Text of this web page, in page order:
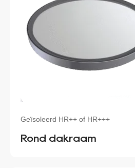
Geïsoleerd HR++ of HR+++
Rond dakraam